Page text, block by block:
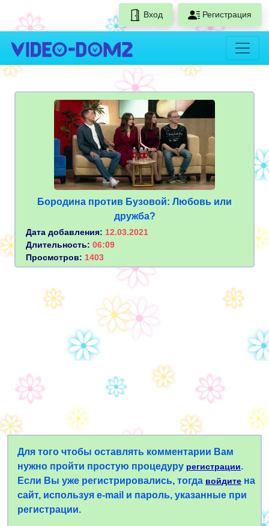
Вход Регистрация
Бородина против Бузовой: Любовь или
дружба?
Дата добавления: 12.03.2021
Длительность: 06:09
Просмотров: 1403
Для того чтобы оставлять комментарии Вам
нужно пройти простую процедуру регистрации.
Если Вы уже регистрировались, тогда войдите на
сайт, используя e-mail и пароль, указанные при
регистрации.